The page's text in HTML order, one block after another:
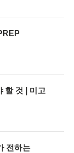
할 것 | 미고
전하는